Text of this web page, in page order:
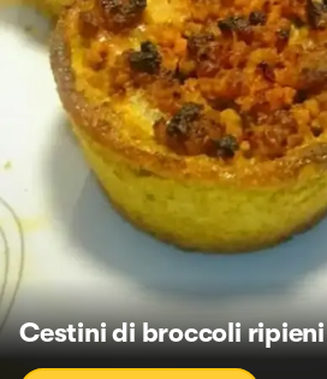
Cestini di broccoli ripieni